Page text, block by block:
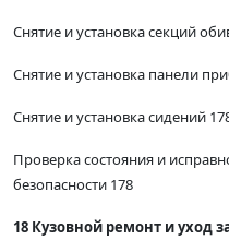
Снятие и установка секций
Снятие и установка панели
Снятие и установка сидений
Проверка состояния и
безопасности 178
18 Кузовной ремонт и уход